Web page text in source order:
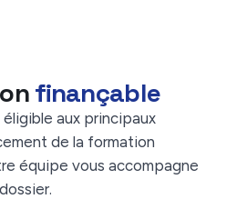
finançable
aux principaux
de la formation
équipe vous accompagne